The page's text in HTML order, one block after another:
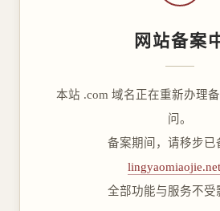
网站备案
本站 .com 域名正在重新办理
问。
备案期间，请移步已
lingyaomiaojie.net
全部功能与服务不受